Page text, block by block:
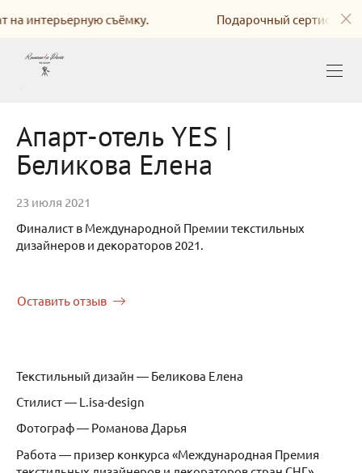
съёмку. Подарочный сертификат на
Апарт-отель YES |
Беликова Елена
23 июля 2021
Финалист в Международной Премии текстильных
дизайнеров и декораторов 2021.
Оставить отзыв
Текстильный дизайн — Беликова Елена
Стилист — L.isa-design
Фотограф — Романова Дарья
Работа — призер конкурса «Международная Премия